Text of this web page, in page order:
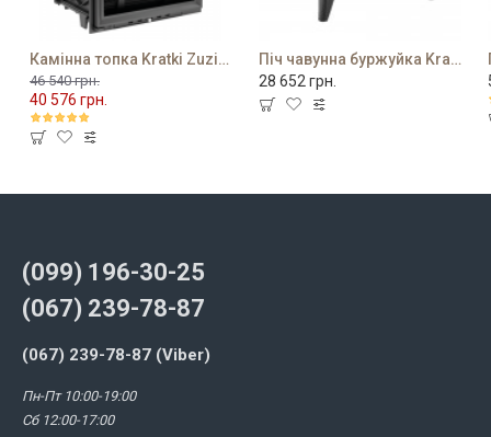
Камінна топка Kratki Zuzia 16 PF
40 576 грн.
46 540 грн.
Піч чавунна буржуйка Kratki K7
28 652 грн.
(099) 196-30-25
(067) 239-78-87
(067) 239-78-87 (Viber)
Пн-Пт 10:00-19:00
Сб 12:00-17:00